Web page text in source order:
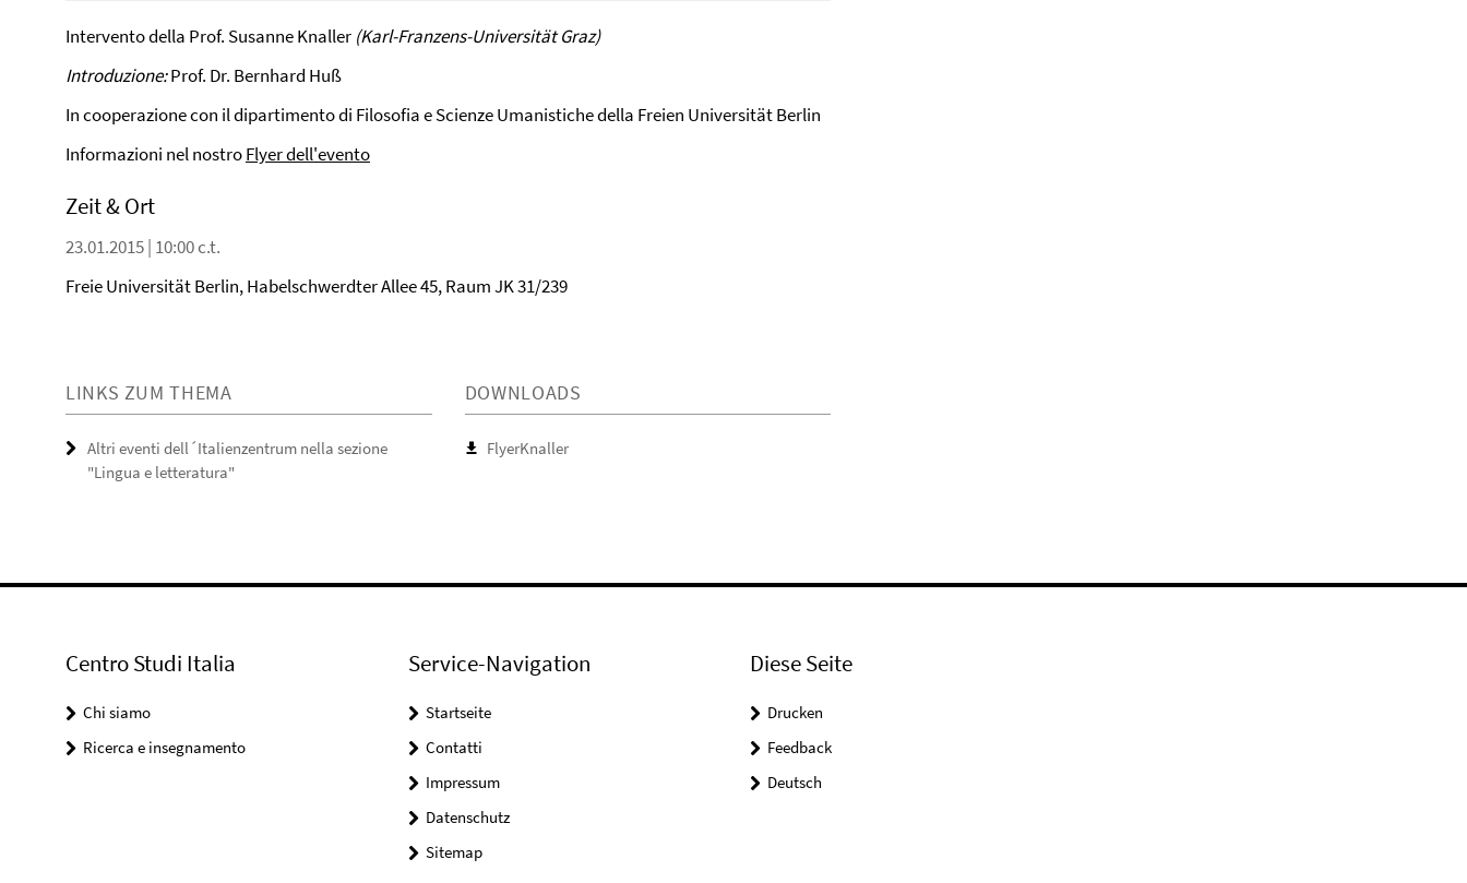
Video
Intervento della Prof. Susanne Knaller (Karl-Franzens-Universität Graz)
Introduzione:Prof. Dr. Bernhard Huß
In cooperazione con il dipartimento di Filosofia e Scienze Umanistiche della Freien Universität Berlin
Informazioni nel nostroFlyer dell'evento
Zeit & Ort
23.01.2015 | 10:00 c.t.
Freie Universität Berlin, Habelschwerdter Allee 45, Raum JK 31/239
LINKS ZUM THEMA
Altri eventi dell´Italienzentrum nella sezione
"Lingua e letteratura"
DOWNLOADS
FlyerKnaller
Centro Studi Italia
Chi siamo
Ricerca e insegnamento
Service-Navigation
Startseite
Contatti
Impressum
Datenschutz
Sitemap
Diese Seite
Drucken
Feedback
Deutsch